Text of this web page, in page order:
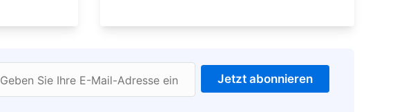
Geben Sie Ihre E-Mail-Adresse ein Jetzt abonnieren